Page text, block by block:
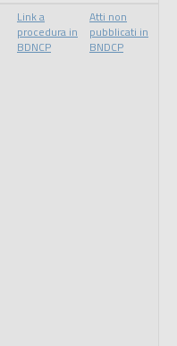
Link a
procedura in
BDNCP
Atti non
pubblicati in
BNDCP